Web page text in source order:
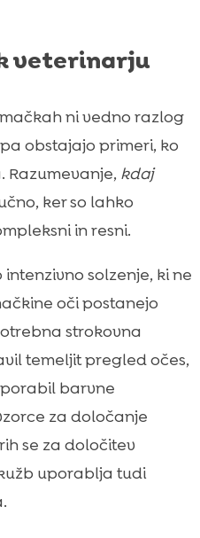
veterinarju
ni vedno razlog
obstajajo primeri, ko
Razumevanje, kdaj
ker so lahko
in resni.
solzenje, ki ne
oči postanejo
strokovna
temeljit pregled očes,
barvne
za določanje
se za določitev
uporablja tudi